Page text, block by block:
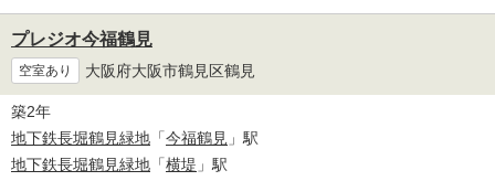
プレジオ今福鶴見
空室あり 大阪府大阪市鶴見区鶴見
築2年
地下鉄長堀鶴見緑地 「今福鶴見 」駅
地下鉄長堀鶴見緑地 「横堤 」駅